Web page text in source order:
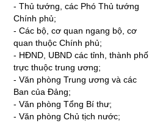
- Thủ tướng, các Phó Thủ tướng
Chính phủ;
- Các bộ, cơ quan ngang bộ, cơ
quan thuộc Chính phủ;
- HĐND, UBND các tỉnh, thành phố
trực thuộc trung ương;
- Văn phòng Trung ương và các
Ban của Đảng;
- Văn phòng Tổng Bí thư;
- Văn phòng Chủ tịch nước;